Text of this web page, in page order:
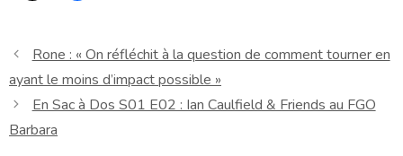
Rone : « On réfléchit à la question de comment tourner en
ayant le moins d’impact possible »
En Sac à Dos S01 E02 : Ian Caulfield & Friends au FGO
Barbara